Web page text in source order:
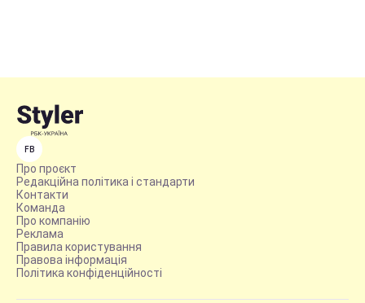
FB
Про проєкт
Редакційна політика і стандарти
Контакти
Команда
Про компанію
Реклама
Правила користування
Правова інформація
Політика конфіденційності